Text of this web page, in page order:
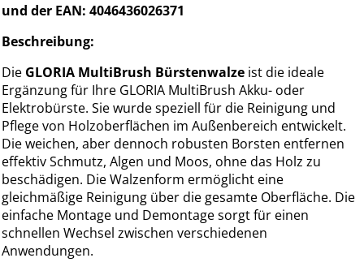
und der EAN: 4046436026371
Beschreibung:
Die GLORIA MultiBrush Bürstenwalze ist die ideale
Ergänzung für Ihre GLORIA MultiBrush Akku- oder
Elektrobürste. Sie wurde speziell für die Reinigung und
Pflege von Holzoberflächen im Außenbereich entwickelt.
Die weichen, aber dennoch robusten Borsten entfernen
effektiv Schmutz, Algen und Moos, ohne das Holz zu
beschädigen. Die Walzenform ermöglicht eine
gleichmäßige Reinigung über die gesamte Oberfläche. Die
einfache Montage und Demontage sorgt für einen
schnellen Wechsel zwischen verschiedenen
Anwendungen.